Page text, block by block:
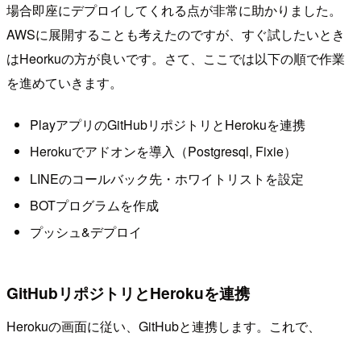
場合即座にデプロイしてくれる点が非常に助かりました。
AWSに展開することも考えたのですが、すぐ試したいとき
はHeorkuの方が良いです。さて、ここでは以下の順で作業
を進めていきます。
PlayアプリのGitHubリポジトリとHerokuを連携
Herokuでアドオンを導入（Postgresql, Fixie）
LINEのコールバック先・ホワイトリストを設定
BOTプログラムを作成
プッシュ&デプロイ
GitHubリポジトリとHerokuを連携
Herokuの画面に従い、GitHubと連携します。これで、